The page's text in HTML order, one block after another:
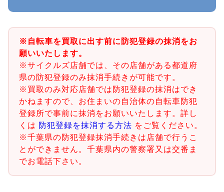
※自転車を買取に出す前に防犯登録の抹消をお
願いいたします。
※サイクルズ店舗では、その店舗がある都道府
県の防犯登録のみ抹消手続きが可能です。
※買取のみ対応店舗では防犯登録の抹消はでき
かねますので、お住まいの自治体の自転車防犯
登録所で事前に抹消をお願いいたします。詳し
くは 防犯登録を抹消する方法 をご覧ください。
※千葉県の防犯登録抹消手続きは店舗で行うこ
とができません。千葉県内の警察署又は交番ま
でお電話下さい。